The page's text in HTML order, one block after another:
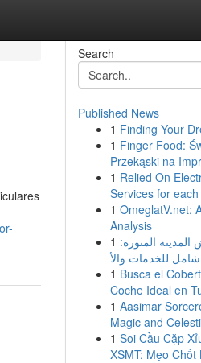
Search
Published News
1 Finding Your
1 Finger Food:
Przekąski na
1 Relied On
Services for
1 OmeglatV.net:
Analysis
1 المنورة:
1 Busca el
Coche Ideal en
1 Aasimar
Magic and
1 Soi Cầu Cặp
XSMT: Mẹo Chốt